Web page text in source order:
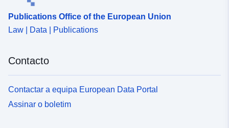
Publications Office of the European Union
Law | Data | Publications
Contacto
Contactar a equipa European Data Portal
Assinar o boletim